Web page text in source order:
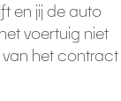
en jij de auto
voertuig niet
het contract